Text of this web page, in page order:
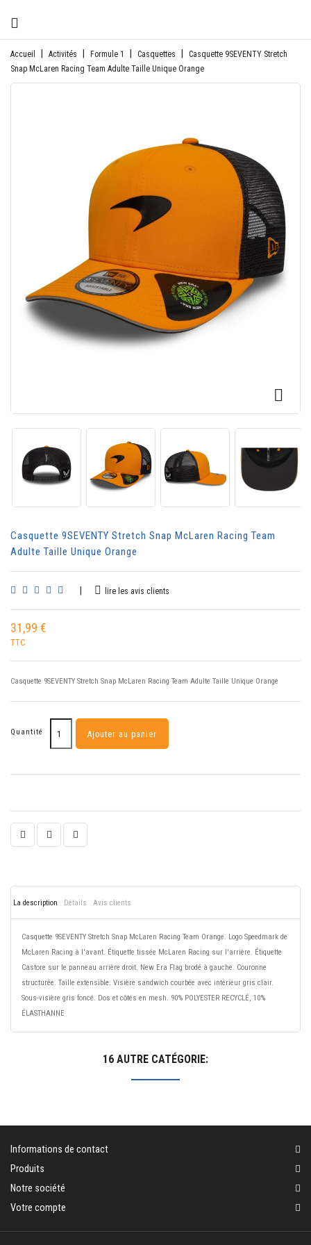
Accueil Activités Formule 1 Casquettes
Casquette 9SEVENTY Stretch
Snap McLaren Racing Team Adulte Taille Unique Orange

Casquette 9SEVENTY Stretch Snap McLaren Racing Team
Adulte Taille Unique Orange
lire les avis clients
31,99 €
TTC
Casquette 9SEVENTY Stretch Snap McLaren Racing Team Adulte Taille Unique Orange
Quantité Ajouter au panier
La description Détails Avis clients
Casquette 9SEVENTY Stretch Snap McLaren Racing Team Orange. Logo Speedmark de
McLaren Racing à l'avant. Étiquette tissée McLaren Racing sur l'arrière. Étiquette
Castore sur le panneau arrière droit. New Era Flag brodé à gauche. Couronne
structurée. Taille extensible. Visière sandwich courbée avec intérieur gris clair.
Sous-visière gris foncé. Dos et côtés en mesh. 90% POLYESTER RECYCLÉ, 10%
ÉLASTHANNE
16 AUTRE CATÉGORIE:
Informations de contact
Produits
Notre société
Votre compte